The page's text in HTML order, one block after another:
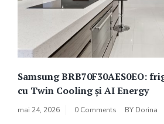
Samsung BRB70F30AES0EO:
cu Twin Cooling și AI Energy
mai 24, 2026 0 Comments BY Dorina